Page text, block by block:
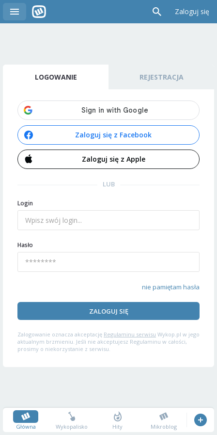
Zaloguj się
LOGOWANIE REJESTRACJA
Zaloguj się z Facebook
Zaloguj się z Apple
LUB
Login
Hasło
nie pamiętam hasła
ZALOGUJ SIĘ
Zalogowanie oznacza akceptację Regulaminu serwisu Wykop.pl w jego
aktualnym brzmieniu. Jeśli nie akceptujesz Regulaminu w całości,
prosimy o niekorzystanie z serwisu.
Główna Wykopalisko Hity Mikroblog